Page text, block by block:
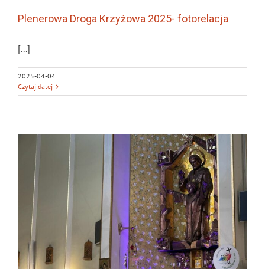
Plenerowa Droga Krzyżowa 2025- fotorelacja
[...]
2025-04-04
Czytaj dalej